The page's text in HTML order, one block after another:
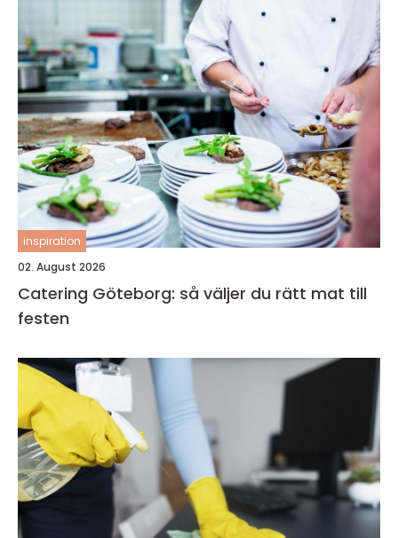
inspiration
02. August 2026
Catering Göteborg: så väljer du rätt mat till
festen